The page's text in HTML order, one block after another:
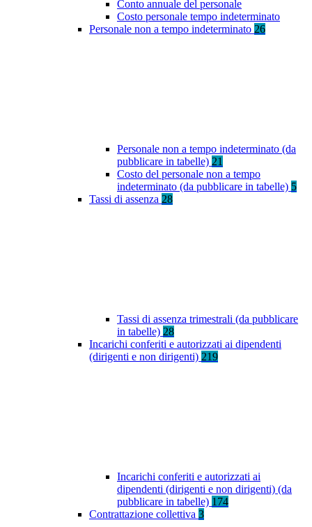
Conto annuale del personale
Costo personale tempo indeterminato
Personale non a tempo indeterminato 26
Personale non a tempo indeterminato (da
pubblicare in tabelle) 21
Costo del personale non a tempo
indeterminato (da pubblicare in tabelle) 5
Tassi di assenza 28
Tassi di assenza trimestrali (da pubblicare
in tabelle) 28
Incarichi conferiti e autorizzati ai dipendenti
(dirigenti e non dirigenti) 219
Incarichi conferiti e autorizzati ai
dipendenti (dirigenti e non dirigenti) (da
pubblicare in tabelle) 174
Contrattazione collettiva 3